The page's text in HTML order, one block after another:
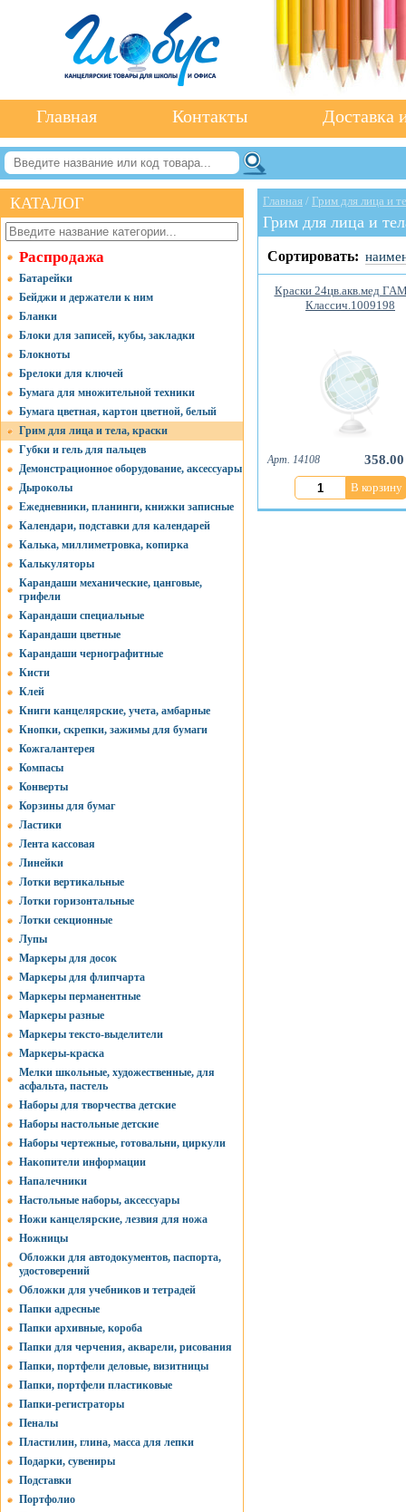
Главная Контакты Доставка
КАТАЛОГ
Распродажа
Батарейки
Бейджи и держатели к ним
Бланки
Блоки для записей, кубы, закладки
Блокноты
Брелоки для ключей
Бумага для множительной техники
Бумага цветная, картон цветной, белый
Грим для лица и тела, краски
Губки и гель для пальцев
Демонстрационное оборудование, аксессуары
Дыроколы
Ежедневники, планинги, книжки записные
Календари, подставки для календарей
Калька, миллиметровка, копирка
Калькуляторы
Карандаши механические, цанговые,
грифели
Карандаши специальные
Карандаши цветные
Карандаши чернографитные
Кисти
Клей
Книги канцелярские, учета, амбарные
Кнопки, скрепки, зажимы для бумаги
Кожгалантерея
Компасы
Конверты
Корзины для бумаг
Ластики
Лента кассовая
Линейки
Лотки вертикальные
Лотки горизонтальные
Лотки секционные
Лупы
Маркеры для досок
Маркеры для флипчарта
Маркеры перманентные
Маркеры разные
Маркеры тексто-выделители
Маркеры-краска
Мелки школьные, художественные, для
асфальта, пастель
Наборы для творчества детские
Наборы настольные детские
Наборы чертежные, готовальни, циркули
Накопители информации
Напалечники
Настольные наборы, аксессуары
Ножи канцелярские, лезвия для ножа
Ножницы
Обложки для автодокументов, паспорта,
удостоверений
Обложки для учебников и тетрадей
Папки адресные
Папки архивные, короба
Папки для черчения, акварели, рисования
Папки, портфели деловые, визитницы
Папки, портфели пластиковые
Папки-регистраторы
Пеналы
Пластилин, глина, масса для лепки
Подарки, сувениры
Подставки
Портфолио
Главная / Грим для лица и
Грим для лица и
Сортировать:
Краски 24цв.акв.мед
Классич.1009198
Арт. 14108
В корзину